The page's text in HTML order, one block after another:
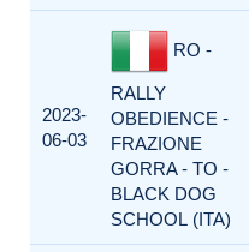
2023-
06-03
RO -
RALLY
OBEDIENCE -
FRAZIONE
GORRA - TO -
BLACK DOG
SCHOOL (ITA)